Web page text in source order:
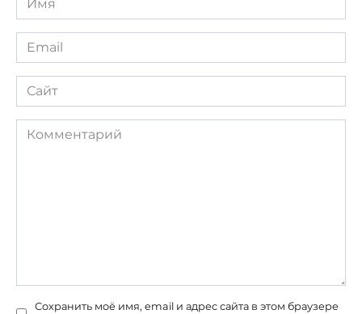
*
Email
*
Сайт
Комментарий
Сохранить моё имя, email и адрес сайта в этом браузере